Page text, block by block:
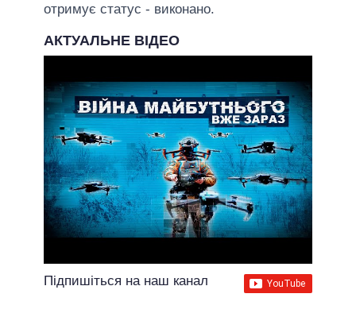
отримує статус - виконано.
АКТУАЛЬНЕ ВІДЕО
Підпишіться на наш канал